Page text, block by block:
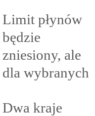
Limit płynów
będzie
zniesiony, ale
dla wybranych
Dwa kraje